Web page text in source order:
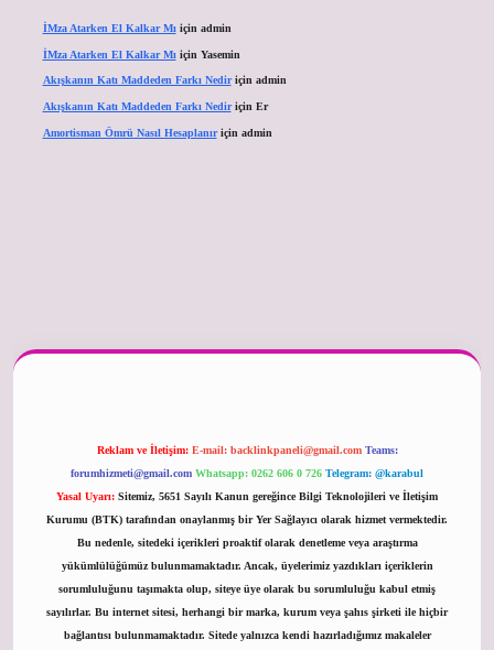
İMza Atarken El Kalkar Mıiçin admin
İMza Atarken El Kalkar Mıiçin Yasemin
Akışkanın Katı Maddeden Farkı Nediriçin admin
Akışkanın Katı Maddeden Farkı Nediriçin Er
Amortisman Ömrü Nasıl Hesaplanıriçin admin
Reklam ve İletişim: E-mail: backlinkpaneli@gmail.com Teams:
forumhizmeti@gmail.com Whatsapp: 0262 606 0 726 Telegram: @karabul
Yasal Uyarı: Sitemiz, 5651 Sayılı Kanun gereğince Bilgi Teknolojileri ve İletişim
Kurumu (BTK) tarafından onaylanmış bir Yer Sağlayıcı olarak hizmet vermektedir.
Bu nedenle, sitedeki içerikleri proaktif olarak denetleme veya araştırma
yükümlülüğümüz bulunmamaktadır. Ancak, üyelerimiz yazdıkları içeriklerin
sorumluluğunu taşımakta olup, siteye üye olarak bu sorumluluğu kabul etmiş
sayılırlar. Bu internet sitesi, herhangi bir marka, kurum veya şahıs şirketi ile hiçbir
bağlantısı bulunmamaktadır. Sitede yalnızca kendi hazırladığımız makaleler